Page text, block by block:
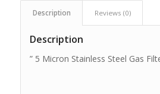
Description Reviews (0)
Description
” 5 Micron Stainless Steel Gas